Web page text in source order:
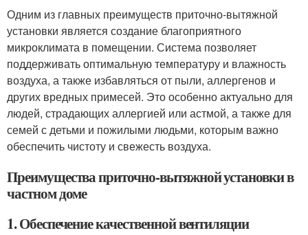
Одним из главных преимуществ приточно-вытяжной
установки является создание благоприятного
микроклимата в помещении. Система позволяет
поддерживать оптимальную температуру и влажность
воздуха, а также избавляться от пыли, аллергенов и
других вредных примесей. Это особенно актуально для
людей, страдающих аллергией или астмой, а также для
семей с детьми и пожилыми людьми, которым важно
обеспечить чистоту и свежесть воздуха.
Преимущества приточно-вытяжной установки в
частном доме
1. Обеспечение качественной вентиляции